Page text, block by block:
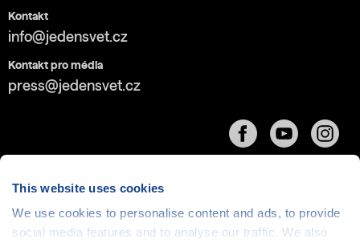
This website uses cookies
We use cookies to personalise content and ads, to provide
social media features and to analyse our traffic. We also
Kontakt
info@jedensvet.cz
Kontakt pro média
press@jedensvet.cz
Cookies| © 1999-2026 Člověk v tísni o.p.s., web běží